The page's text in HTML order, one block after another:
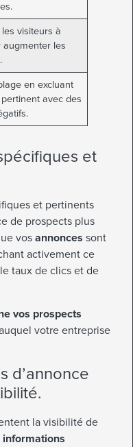
visiteurs à
augmenter les
en excluant
avec des
et
et pertinents
de prospects plus
vosannonces sont
activement ce
taux de clics et de
vos prospects
votre entreprise
d’annonce
la visibilité de
informations